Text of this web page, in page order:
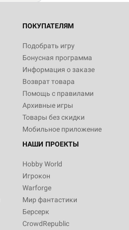
ПОКУПАТЕЛЯМ
Подобрать игру
Бонусная программа
Информация о заказе
Возврат товара
Помощь с правилами
Архивные игры
Товары без скидки
Мобильное приложение
НАШИ ПРОЕКТЫ
Hobby World
Игрокон
Warforge
Мир фантастики
Берсерк
CrowdRepublic